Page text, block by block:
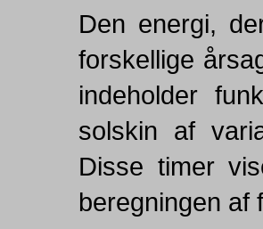
Den energi,
forskellige
indeholder
solskin af
Disse timer
beregningen af